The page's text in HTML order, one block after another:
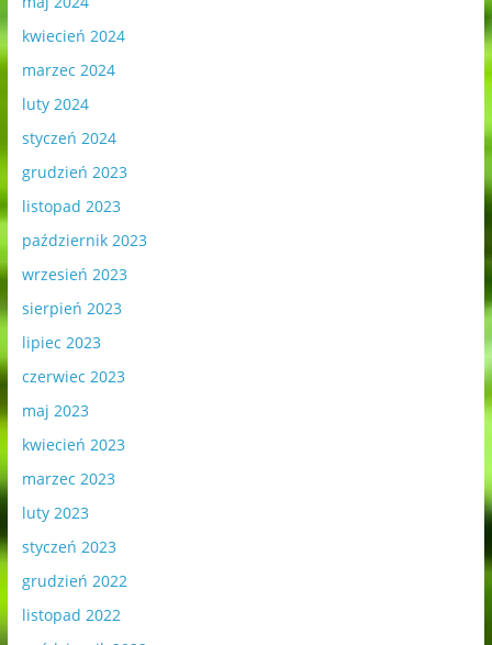
kwiecień 2024
marzec 2024
luty 2024
styczeń 2024
grudzień 2023
listopad 2023
październik 2023
wrzesień 2023
sierpień 2023
lipiec 2023
czerwiec 2023
maj 2023
kwiecień 2023
marzec 2023
luty 2023
styczeń 2023
grudzień 2022
listopad 2022